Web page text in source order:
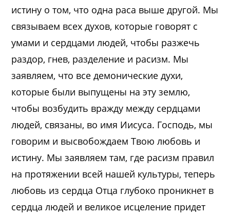
истину о том, что одна раса выше другой. Мы
связываем всех духов, которые говорят с
умами и сердцами людей, чтобы разжечь
раздор, гнев, разделение и расизм. Мы
заявляем, что все демонические духи,
которые были выпущены на эту землю,
чтобы возбудить вражду между сердцами
людей, связаны, во имя Иисуса. Господь, мы
говорим и высвобождаем Твою любовь и
истину. Мы заявляем там, где расизм правил
на протяжении всей нашей культуры, теперь
любовь из сердца Отца глубоко проникнет в
сердца людей и великое исцеление придет